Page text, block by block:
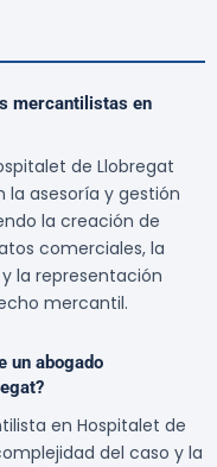
mercantilistas en
de Llobregat
la asesoría y gestión
la creación de
comerciales, la
la representación
mercantil.
un abogado
en Hospitalet de
del caso y la